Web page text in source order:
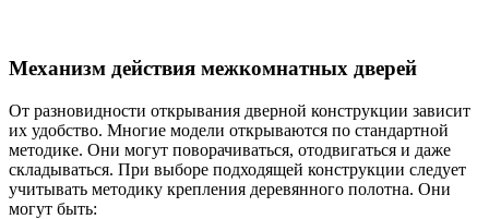
Механизм действия межкомнатных дверей
От разновидности открывания дверной конструкции зависит
их удобство. Многие модели открываются по стандартной
методике. Они могут поворачиваться, отодвигаться и даже
складываться. При выборе подходящей конструкции следует
учитывать методику крепления деревянного полотна. Они
могут быть: